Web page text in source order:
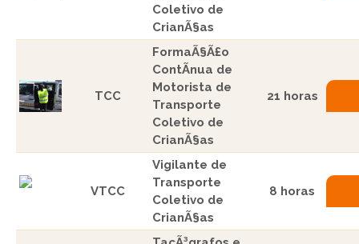
Coletivo de
CrianÃ§as
TCC
FormaÃ§Ã£o
ContÃ­nua de
Motorista de
Transporte
Coletivo de
CrianÃ§as
21 horas
VTCC
Vigilante de
Transporte
Coletivo de
CrianÃ§as
8 horas